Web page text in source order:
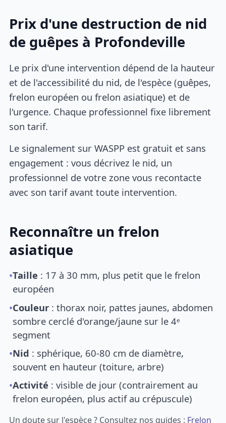
Prix d'une destruction de nid
de guêpes à Profondeville
Le prix d'une intervention dépend de la hauteur
et de l'accessibilité du nid, de l'espèce (guêpes,
frelon européen ou frelon asiatique) et de
l'urgence. Chaque professionnel fixe librement
son tarif.
Le signalement sur WASPP est gratuit et sans
engagement : vous décrivez le nid, un
professionnel de votre zone vous recontacte
avec son tarif avant toute intervention.
Reconnaître un frelon
asiatique
•Taille : 17 à 30 mm, plus petit que le frelon
européen
•Couleur : thorax noir, pattes jaunes, abdomen
sombre cerclé d'orange/jaune sur le 4ᵉ
segment
•Nid : sphérique, 60-80 cm de diamètre,
souvent en hauteur (toiture, arbre)
•Activité : visible de jour (contrairement au
frelon européen, plus actif au crépuscule)
Un doute sur l'espèce ? Consultez nos guides : Frelon